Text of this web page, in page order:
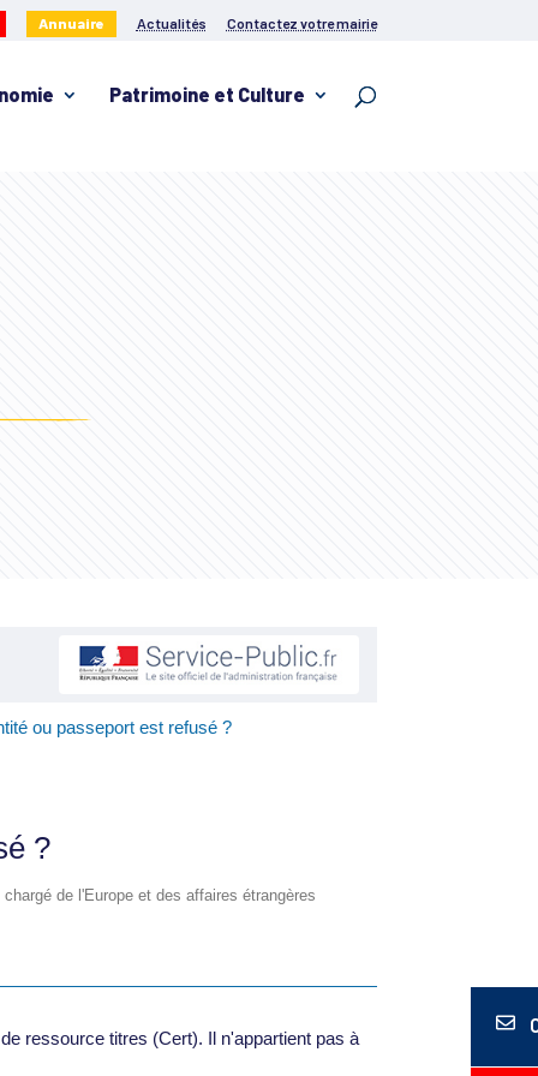
Annuaire Actualités Contactez votre mairie
Patrimoine et Culture
ou passeport est refusé ?
?
de l'Europe et des affaires étrangères
ressource titres (Cert). Il n'appartient pas à